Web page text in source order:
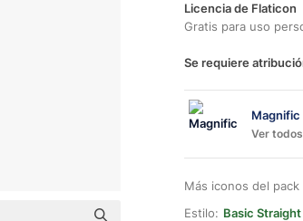
Licencia de Flaticon
Gratis para uso
Se requiere
Magnific
Ver
Más iconos del pack
Estilo: Basic